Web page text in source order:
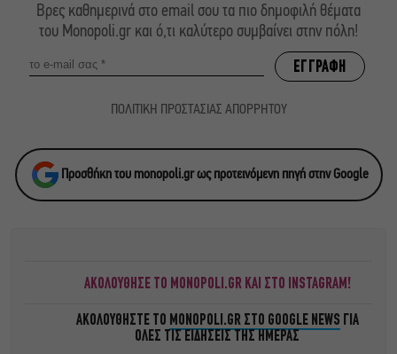
Βρες καθημερινά στο email σου τα πιο δημοφιλή θέματα
του Monopoli.gr και ό,τι καλύτερο συμβαίνει στην πόλη!
ΠΟΛΙΤΙΚΗ ΠΡΟΣΤΑΣΙΑΣ ΑΠΟΡΡΗΤΟΥ
Προσθήκη του monopoli.gr ως προτεινόμενη πηγή στην Google
ΑΚΟΛΟΥΘΗΣΕ ΤΟ MONOPOLI.GR ΚΑΙ ΣΤΟ INSTAGRAM!
ΑΚΟΛΟΥΘΗΣΤΕ ΤΟ MONOPOLI.GR ΣΤΟ GOOGLE NEWS ΓΙΑ
ΟΛΕΣ ΤΙΣ ΕΙΔΗΣΕΙΣ ΤΗΣ ΗΜΕΡΑΣ